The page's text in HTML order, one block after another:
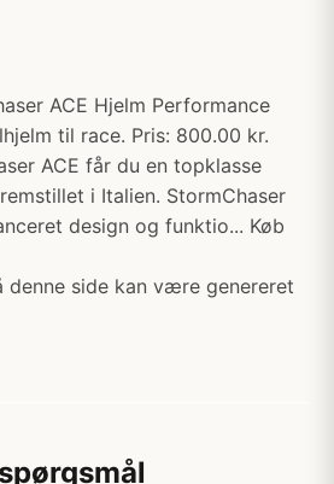
ACE Hjelm Performance
til race. Pris: 800.00 kr.
ACE får du en topklasse
i Italien. StormChaser
design og funktio... Køb
denne side kan være genereret